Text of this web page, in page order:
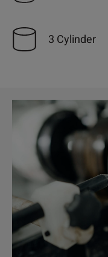
3 Cylinder